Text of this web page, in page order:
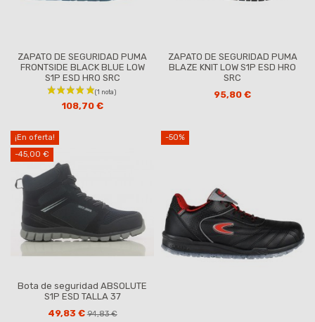
ZAPATO DE SEGURIDAD PUMA
FRONTSIDE BLACK BLUE LOW
S1P ESD HRO SRC
108,70 €
ZAPATO DE SEGURIDAD PUMA
BLAZE KNIT LOW S1P ESD HRO
SRC
95,80 €
¡En oferta!
-45,00 €
Bota de seguridad ABSOLUTE
S1P ESD TALLA 37
49,83 €94,83 €
-50%